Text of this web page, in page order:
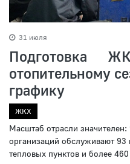
31 июля
Подготовка
отопительному
графику
ЖКХ
Масштаб отрасли
организаций обслуживают 93
тепловых пунктов и более